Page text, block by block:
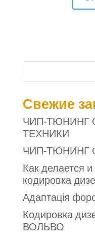
Свежие
ЧИП-ТЮНИНГ
ТЕХНИКИ
ЧИП-ТЮНИНГ
Как делается
кодировка
Адаптація
Кодировка
ВОЛЬВО